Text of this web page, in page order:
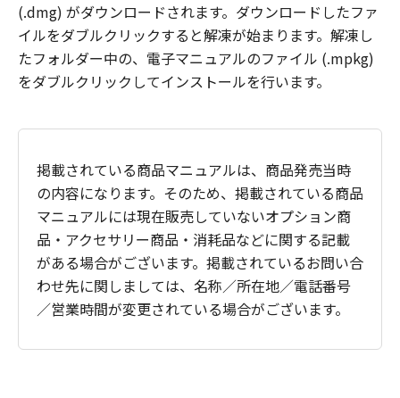
(.dmg) がダウンロードされます。ダウンロードしたファ
イルをダブルクリックすると解凍が始まります。解凍し
たフォルダー中の、電子マニュアルのファイル (.mpkg)
をダブルクリックしてインストールを行います。
掲載されている商品マニュアルは、商品発売当時
の内容になります。そのため、掲載されている商品
マニュアルには現在販売していないオプション商
品・アクセサリー商品・消耗品などに関する記載
がある場合がございます。掲載されているお問い合
わせ先に関しましては、名称／所在地／電話番号
／営業時間が変更されている場合がございます。